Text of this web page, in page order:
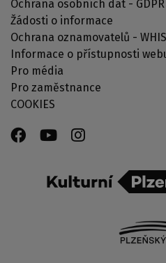
Ochrana osobních dat - GDPR
Žádosti o informace
Ochrana oznamovatelů -
Informace o přístupnosti
Pro média
Pro zaměstnance
COOKIES